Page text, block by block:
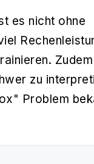
es nicht ohne
zu
Problem